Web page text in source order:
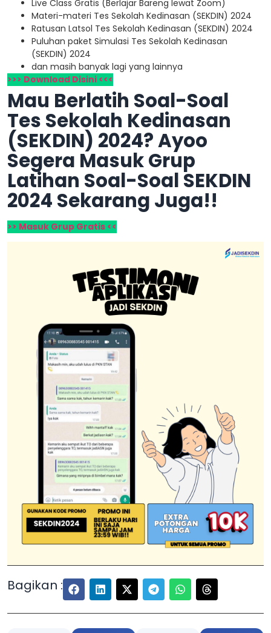
Live Class Gratis (Berlajar Bareng lewat Zoom)
Materi-materi Tes Sekolah Kedinasan (SEKDIN) 2024
Ratusan Latsol Tes Sekolah Kedinasan (SEKDIN) 2024
Puluhan paket Simulasi Tes Sekolah Kedinasan
(SEKDIN) 2024
dan masih banyak lagi yang lainnya
>>> Download Disini <<<
Mau Berlatih Soal-Soal
Tes Sekolah Kedinasan
(SEKDIN) 2024? Ayoo
Segera Masuk Grup
Latihan Soal-Soal SEKDIN
2024 Sekarang Juga!!
>> Masuk Grup Gratis <<
Bagikan :